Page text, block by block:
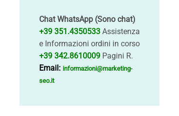
Chat WhatsApp (Sono chat)
+39 351.4350533 Assistenza
e Informazioni ordini in corso
+39 342.8610009 Pagini R.
Email: informazioni@marketing-
seo.it